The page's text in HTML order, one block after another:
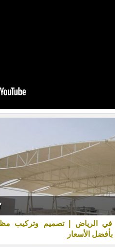
الرياض | تصميم وتركيب
الأسعار